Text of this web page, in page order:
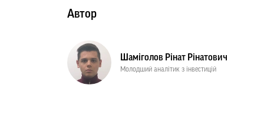
Автор
Шаміголов Рінат Рінатович
Молодший аналітик з інвестицій